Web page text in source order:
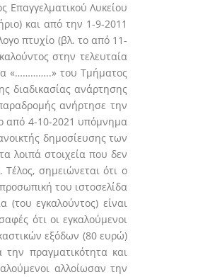
Επαγγελματικού Λυκείου
και από την 1-9-2011
πτυχίο (βλ. το από 11-
στην τελευταία
«…………..» του Τμήματος
διαδικασίας ανάρτησης
ανήρτησε την
από 4-10-2021 υπόμνημα
δημοσίευσης των
λοιπά στοιχεία που δεν
σημειώνεται ότι ο
του ιστοσελίδα
εγκαλούντος) είναι
ότι οι εγκαλούμενοι
εξόδων (80 ευρώ)
πραγματικότητα και
αλλοίωσαν την